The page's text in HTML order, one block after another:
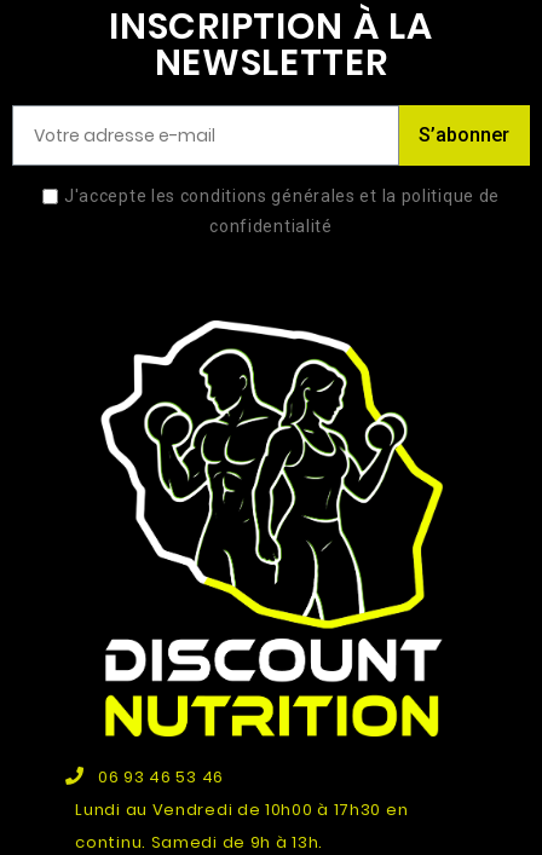
INSCRIPTION À LA
NEWSLETTER
S’abonner
J'accepte les conditions générales et la politique de
confidentialité
06 93 46 53 46
Lundi au Vendredi de 10h00 à 17h30 en
continu. Samedi de 9h à 13h.